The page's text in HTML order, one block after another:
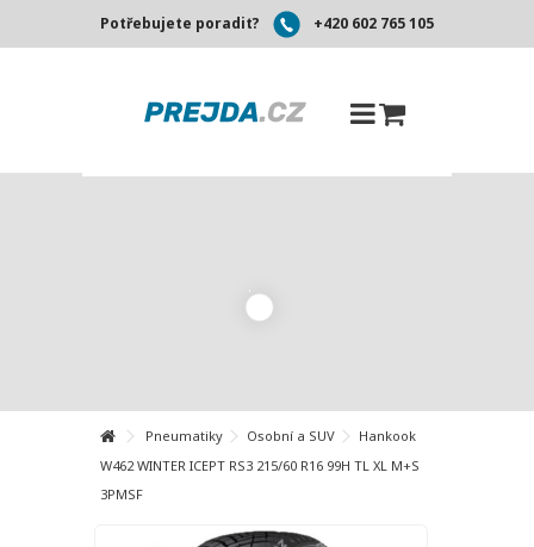
Potřebujete poradit? +420 602 765 105
Pneumatiky Osobní a SUV
Hankook
W462 WINTER ICEPT RS3 215/60 R16 99H TL XL M+S
3PMSF